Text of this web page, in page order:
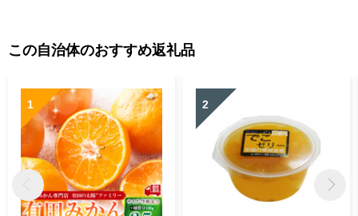
この自治体のおすすめ返礼品
1 2